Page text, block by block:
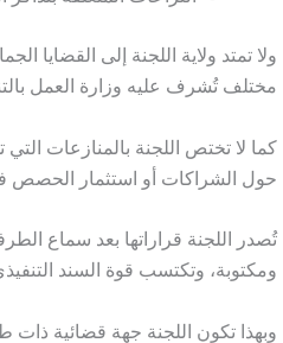
ولا تمتد ولاية اللجنة إلى القضايا
مختلف تُشرف عليه وزارة العمل
كما لا تختص اللجنة بالمنازعات
حول الشراكات أو استثمار الحصص
تُصدر اللجنة قراراتها بعد سماع
ومكتوبة، وتكتسب قوة السند
وبهذا تكون اللجنة جهة قضائية ذات